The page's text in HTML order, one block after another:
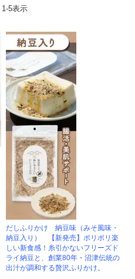
1-5表示
だしふりかけ 納豆味（みそ風味・
納豆入り） 【新発売】ポリポリ楽
しい新食感！糸引かないフリーズド
ライ納豆と、創業80年・沼津伝統の
出汁が調和する贅沢ふりかけ。